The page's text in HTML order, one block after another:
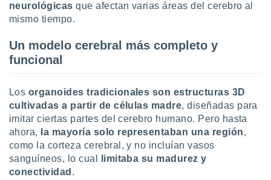
acceder a
abono
similares
neurológicas que afectan varias áreas del cerebro al
mismo tiempo.
Un modelo cerebral más completo y
funcional
Los organoides tradicionales son estructuras 3D
cultivadas a partir de células madre, diseñadas para
imitar ciertas partes del cerebro humano. Pero hasta
ahora,
la mayoría solo representaban una región,
como la corteza cerebral, y no incluían vasos
sanguíneos, lo cual
limitaba su madurez y
conectividad .